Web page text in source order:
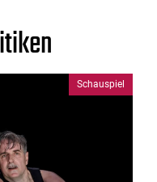
Schauspiel